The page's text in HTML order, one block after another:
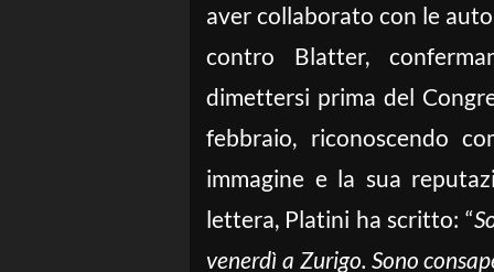
aver collaborato con le
contro Blatter,
dimettersi prima del
febbraio, riconoscendo
immagine e la sua
lettera, Platini ha scritto: “
venerdì a Zurigo. Sono